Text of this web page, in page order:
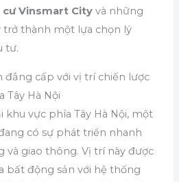
cư Vinsmart City và những
trở thành một lựa chọn lý
tư.
đẳng cấp với vị trí chiến lược
Tây Hà Nội
khu vực phía Tây Hà Nội, một
có sự phát triển nhanh
và giao thông. Vị trí này được
bất động sản với hệ thống